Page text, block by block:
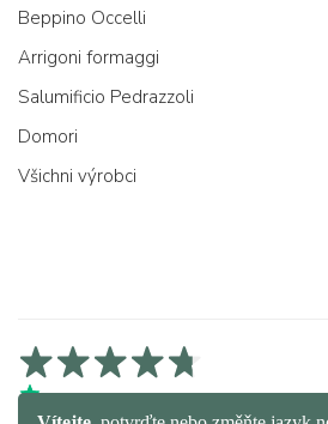
Beppino Occelli
Arrigoni formaggi
Salumificio Pedrazzoli
Domori
Všichni výrobci
4,7/5 na Trustpilot